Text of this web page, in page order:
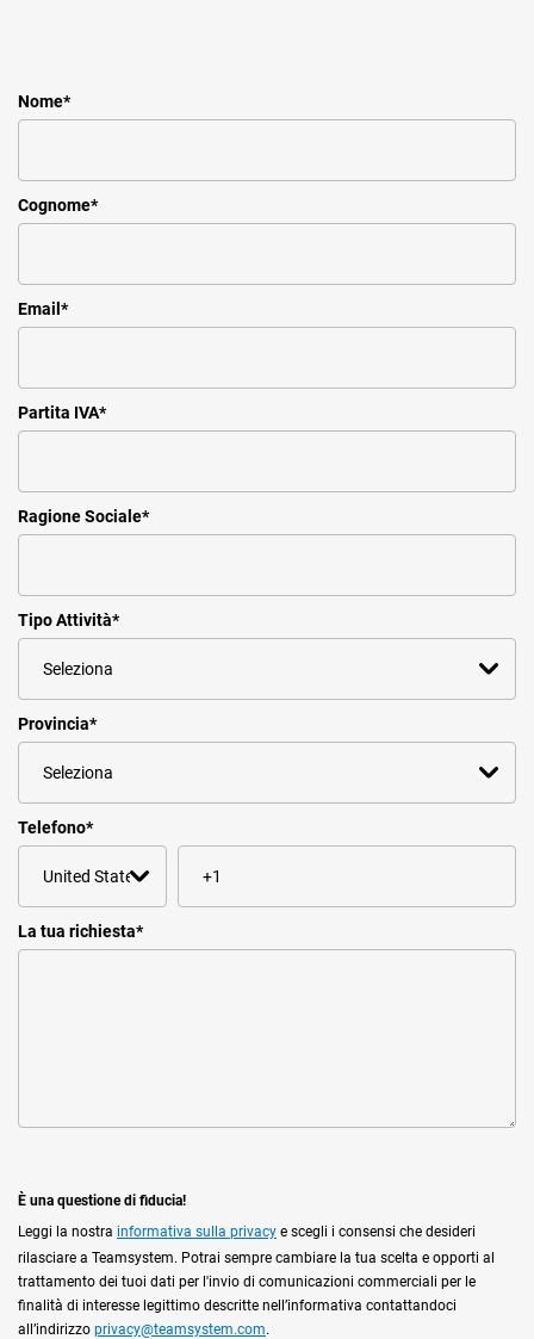
Nome*
Cognome*
Email *
Partita IVA*
Ragione Sociale*
Tipo Attività*
Provincia*
Telefono*
La tua richiesta*
È una questione di fiducia!
Leggi la nostra informativa sulla privacy e scegli i consensi che desideri
rilasciare a Teamsystem. Potrai sempre cambiare la tua scelta e opporti al
trattamento dei tuoi dati per l'invio di comunicazioni commerciali per le
finalità di interesse legittimo descritte nell’informativa contattandoci
all’indirizzo privacy@teamsystem.com.